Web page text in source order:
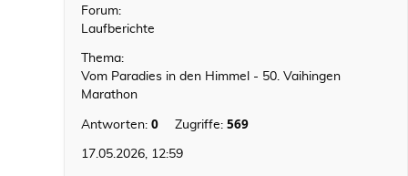
Forum:
Laufberichte
Thema:
Vom Paradies in den Himmel - 50. Vaihingen
Marathon
Antworten: 0 Zugriffe: 569
17.05.2026, 12:59